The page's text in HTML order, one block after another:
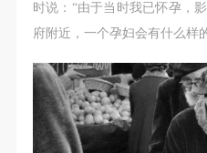
时说：“由于当时我已怀孕，
府附近，一个孕妇会有什么样
带有甲方肖像作品的拍摄
乙方于拍摄完带有甲方肖
费用。
附则
（1）、本协议未尽事宜
本协议的补充协议，并不
带有甲方肖像作品的拍摄
乙方于拍摄完带有甲方肖
费用。
附则
（1）、本协议未尽事宜
本协议的补充协议，并不
带有甲方肖像作品的拍摄
乙方于拍摄完带有甲方肖
费用。
附则
（1）、本协议未尽事宜
本协议的补充协议，并不